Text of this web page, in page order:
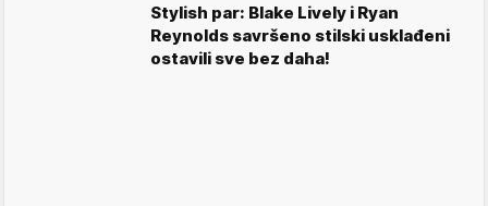
Stylish par: Blake Lively i Ryan
Reynolds savršeno stilski usklađeni
ostavili sve bez daha!